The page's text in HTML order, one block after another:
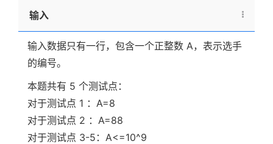
输入
输入数据只有一行，包含一个正整数 A，表示选手
的编号。
本题共有 5 个测试点：
对于测试点 1 ：A=8
对于测试点 2 ：A=88
对于测试点 3-5：A<=10^9